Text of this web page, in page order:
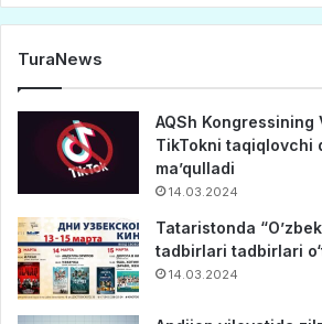
TuraNews
AQSh
TikTokni taqiqlovchi
ma’qulladi
14.03.2024
Tataristonda
tadbirlari tadbirlari
14.03.2024